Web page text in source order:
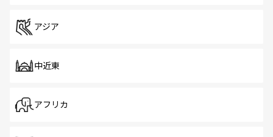
アジア
中近東
アフリカ